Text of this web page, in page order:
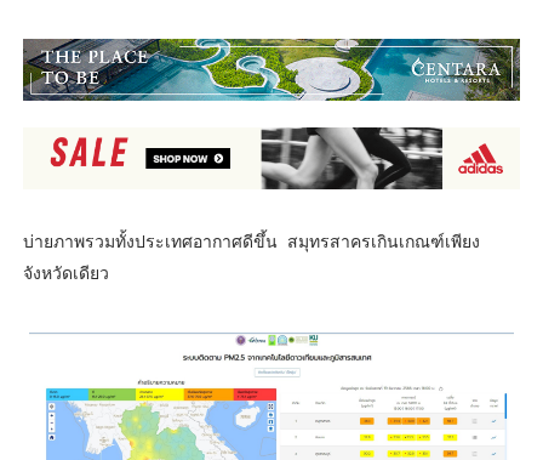
บ่ายภาพรวมทั้งประเทศอากาศดีขึ้น สมุทรสาครเกินเกณฑ์เพียง
จังหวัดเดียว